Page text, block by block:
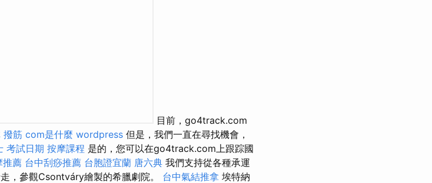
目前，go4track.com
撥筋 com是什麼 wordpress 但是，我們一直在尋找機會，
考試日期 按摩課程 是的，您可以在go4track.com上跟踪國
推薦 台中刮痧推薦 台胞證宜蘭 唐六典 我們支持從各種承運
，參觀Csontváry繪製的希臘劇院。 台中氣結推拿 埃特納